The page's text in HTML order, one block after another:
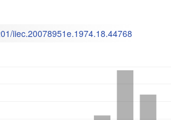
iiec.20078951e.1974.18.44768